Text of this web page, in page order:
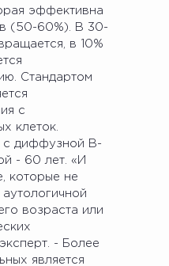
эффективна
(50-60%). В 30-
в 10%
Стандартом
с
клеток.
с диффузной В-
- 60 лет. «И
которые не
возраста или
- Более
является